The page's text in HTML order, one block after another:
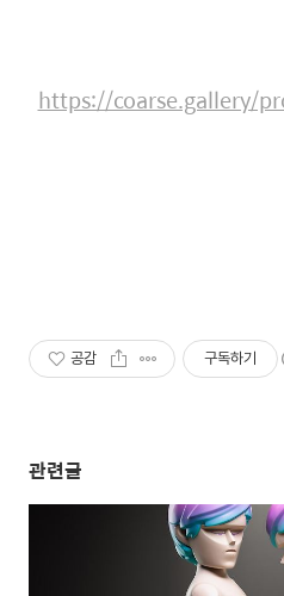
https://coarse.gallery/
공감 구독하기
관련글